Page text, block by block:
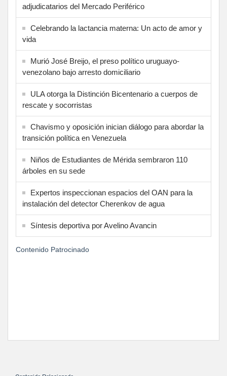
adjudicatarios del Mercado Periférico
Celebrando la lactancia materna: Un acto de amor y
vida
Murió José Breijo, el preso político uruguayo-
venezolano bajo arresto domiciliario
ULA otorga la Distinción Bicentenario a cuerpos de
rescate y socorristas
Chavismo y oposición inician diálogo para abordar la
transición política en Venezuela
Niños de Estudiantes de Mérida sembraron 110
árboles en su sede
Expertos inspeccionan espacios del OAN para la
instalación del detector Cherenkov de agua
Síntesis deportiva por Avelino Avancin
Contenido Patrocinado